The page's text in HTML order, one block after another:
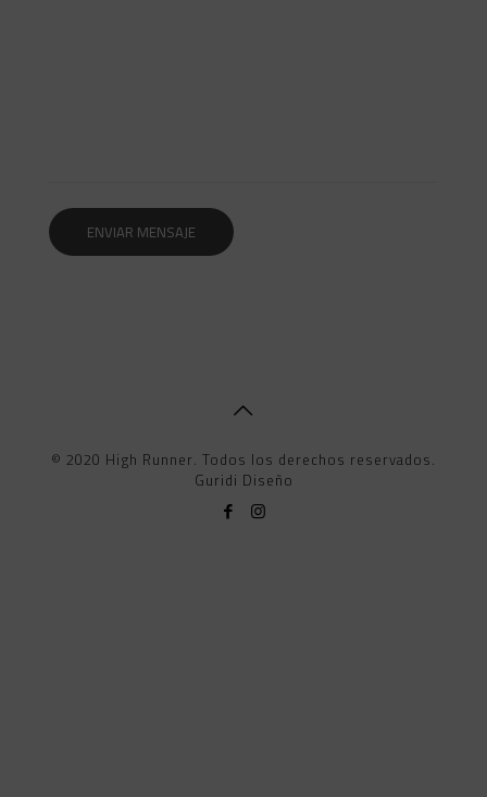
© 2020 High Runner. Todos los derechos reservados.
Guridi Diseño